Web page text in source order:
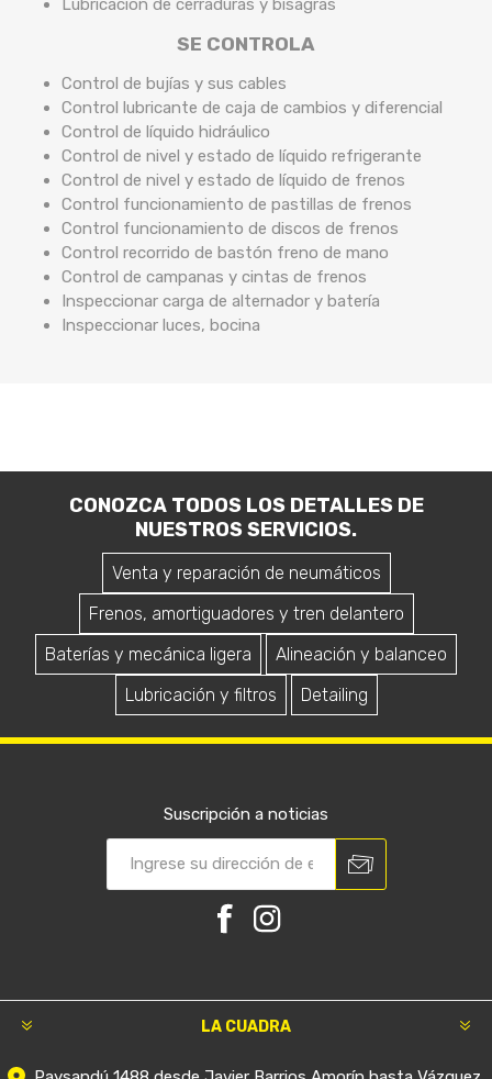
Lubricación de cerraduras y bisagras
SE CONTROLA
Control de bujías y sus cables
Control lubricante de caja de cambios y diferencial
Control de líquido hidráulico
Control de nivel y estado de líquido refrigerante
Control de nivel y estado de líquido de frenos
Control funcionamiento de pastillas de frenos
Control funcionamiento de discos de frenos
Control recorrido de bastón freno de mano
Control de campanas y cintas de frenos
Inspeccionar carga de alternador y batería
Inspeccionar luces, bocina
CONOZCA TODOS LOS DETALLES DE
NUESTROS SERVICIOS.
Venta y reparación de neumáticos
Frenos, amortiguadores y tren delantero
Baterías y mecánica ligera
Alineación y balanceo
Lubricación y filtros
Detailing
Suscripción a noticias
LA CUADRA